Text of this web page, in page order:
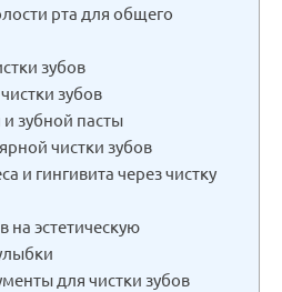
рта для общего
зубов
зубов
зубной пасты
чистки зубов
и гингивита через чистку
на эстетическую
для чистки зубов